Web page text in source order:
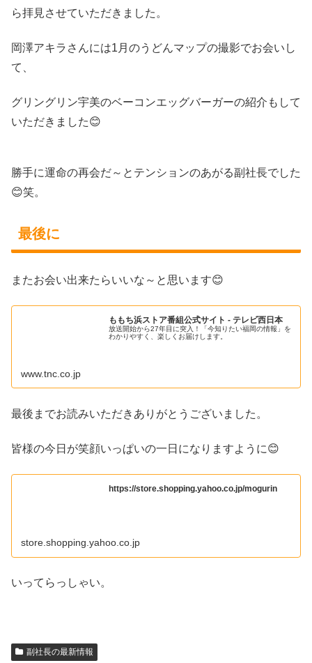
ら拝見させていただきました。
岡澤アキラさんには1月のうどんマップの撮影でお会いし
て、
グリングリン宇美のベーコンエッグバーガーの紹介もして
いただきました😊
勝手に運命の再会だ～とテンションのあがる副社長でした
😊笑。
最後に
またお会い出来たらいいな～と思います😊
ももち浜ストア番組公式サイト - テレビ西日本
放送開始から27年目に突入！「今知りたい福岡の情報」を
わかりやすく、楽しくお届けします。
www.tnc.co.jp
最後までお読みいただきありがとうございました。
皆様の今日が笑顔いっぱいの一日になりますように😊
https://store.shopping.yahoo.co.jp/mogurin
store.shopping.yahoo.co.jp
いってらっしゃい。
副社長の最新情報